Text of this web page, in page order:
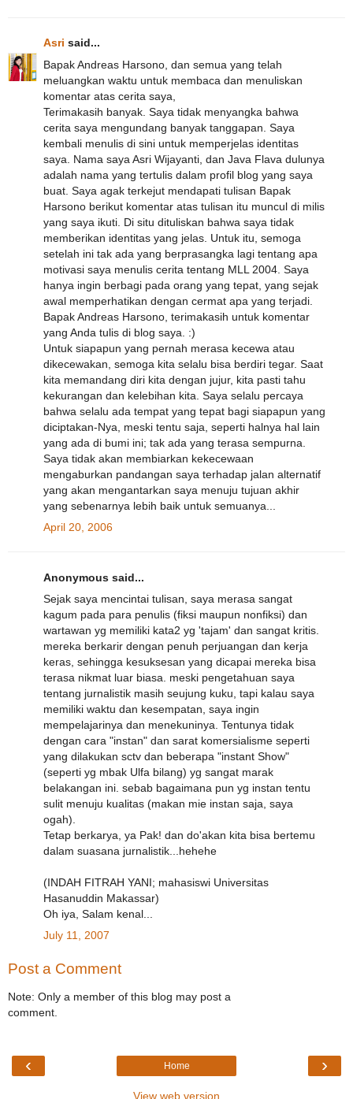
Asri said...
Bapak Andreas Harsono, dan semua yang telah
meluangkan waktu untuk membaca dan menuliskan
komentar atas cerita saya,
Terimakasih banyak. Saya tidak menyangka bahwa
cerita saya mengundang banyak tanggapan. Saya
kembali menulis di sini untuk memperjelas identitas
saya. Nama saya Asri Wijayanti, dan Java Flava dulunya
adalah nama yang tertulis dalam profil blog yang saya
buat. Saya agak terkejut mendapati tulisan Bapak
Harsono berikut komentar atas tulisan itu muncul di milis
yang saya ikuti. Di situ dituliskan bahwa saya tidak
memberikan identitas yang jelas. Untuk itu, semoga
setelah ini tak ada yang berprasangka lagi tentang apa
motivasi saya menulis cerita tentang MLL 2004. Saya
hanya ingin berbagi pada orang yang tepat, yang sejak
awal memperhatikan dengan cermat apa yang terjadi.
Bapak Andreas Harsono, terimakasih untuk komentar
yang Anda tulis di blog saya. :)
Untuk siapapun yang pernah merasa kecewa atau
dikecewakan, semoga kita selalu bisa berdiri tegar. Saat
kita memandang diri kita dengan jujur, kita pasti tahu
kekurangan dan kelebihan kita. Saya selalu percaya
bahwa selalu ada tempat yang tepat bagi siapapun yang
diciptakan-Nya, meski tentu saja, seperti halnya hal lain
yang ada di bumi ini; tak ada yang terasa sempurna.
Saya tidak akan membiarkan kekecewaan
mengaburkan pandangan saya terhadap jalan alternatif
yang akan mengantarkan saya menuju tujuan akhir
yang sebenarnya lebih baik untuk semuanya...
April 20, 2006
Anonymous said...
Sejak saya mencintai tulisan, saya merasa sangat
kagum pada para penulis (fiksi maupun nonfiksi) dan
wartawan yg memiliki kata2 yg 'tajam' dan sangat kritis.
mereka berkarir dengan penuh perjuangan dan kerja
keras, sehingga kesuksesan yang dicapai mereka bisa
terasa nikmat luar biasa. meski pengetahuan saya
tentang jurnalistik masih seujung kuku, tapi kalau saya
memiliki waktu dan kesempatan, saya ingin
mempelajarinya dan menekuninya. Tentunya tidak
dengan cara "instan" dan sarat komersialisme seperti
yang dilakukan sctv dan beberapa "instant Show"
(seperti yg mbak Ulfa bilang) yg sangat marak
belakangan ini. sebab bagaimana pun yg instan tentu
sulit menuju kualitas (makan mie instan saja, saya
ogah).
Tetap berkarya, ya Pak! dan do'akan kita bisa bertemu
dalam suasana jurnalistik...hehehe
(INDAH FITRAH YANI; mahasiswi Universitas
Hasanuddin Makassar)
Oh iya, Salam kenal...
July 11, 2007
Post a Comment
Note: Only a member of this blog may post a
comment.
‹ ›
Home
View web version